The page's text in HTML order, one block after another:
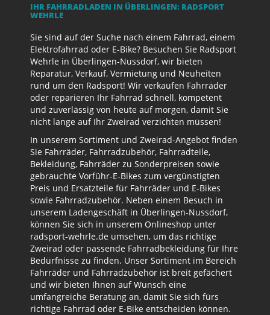
IHR FAHRRADLADEN IN ÜBERLINGEN: RADSPORT
WEHRLE
Sie sind auf der Suche nach einem Fahrrad, einem
Elektrofahrrad oder E-Bike? Besuchen Sie Radsport
Wehrle in Überlingen-Nussdorf, wir bieten
Reparatur, Verkauf, Vermietung und Neuheiten
rund um den Radsport! Wir verkaufen Fahrräder
oder reparieren Ihr Fahrrad schnell, kompetent
und zuverlässig von heute auf morgen, damit Sie
nicht lange auf Ihr Zweirad verzichten müssen!
In unserem Sortiment und Zweirad-Angebot finden
Sie Fahrräder, Fahrradzubehör, Fahrradteile,
Bekleidung, Fahrräder zu Sonderpreisen sowie
gebrauchte Vorführ-E-Bikes zum vergünstigten
Preis und Ersatzteile für Fahrräder und E-Bikes
sowie Fahrradzubehör. Neben einem Besuch in
unserem Ladengeschäft in Überlingen-Nussdorf,
können Sie sich in unserem Onlineshop unter
radsport-wehrle.de umsehen, um das richtige
Zweirad oder passende Fahrradbekleidung für Ihre
Bedürfnisse zu finden. Unser Sortiment im Bereich
Fahrräder und Fahrradzubehör ist breit gefächert
und wir bieten Ihnen auf Wunsch eine
umfangreiche Beratung an, damit Sie sich fürs
richtige Fahrrad oder E-Bike entscheiden können.